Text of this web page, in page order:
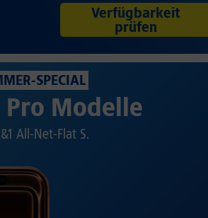
Verfügbarkeit
prüfen
SPECIAL
Pro Modelle
All-Net-Flat S.